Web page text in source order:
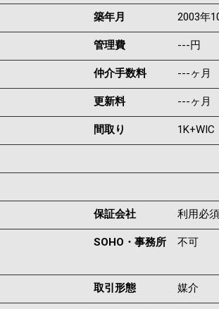
築年月 2003年
管理費 ---円
仲介手数料 ---ヶ月
更新料 ---ヶ月
間取り 1K+WIC
保証会社 利用必須
SOHO・事務所 不可
取引形態 媒介